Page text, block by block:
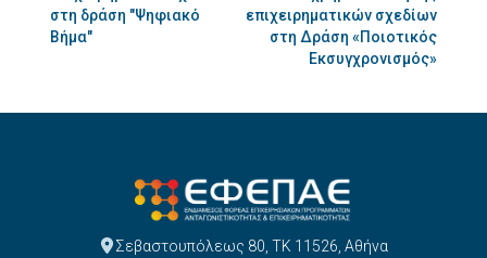
στη δράση "Ψηφιακό
Βήμα"
επιχειρηματικών σχεδίων
στη Δράση «Ποιοτικός
Εκσυγχρονισμός»
Σεβαστουπόλεως 80, ΤΚ 11526, Αθήνα